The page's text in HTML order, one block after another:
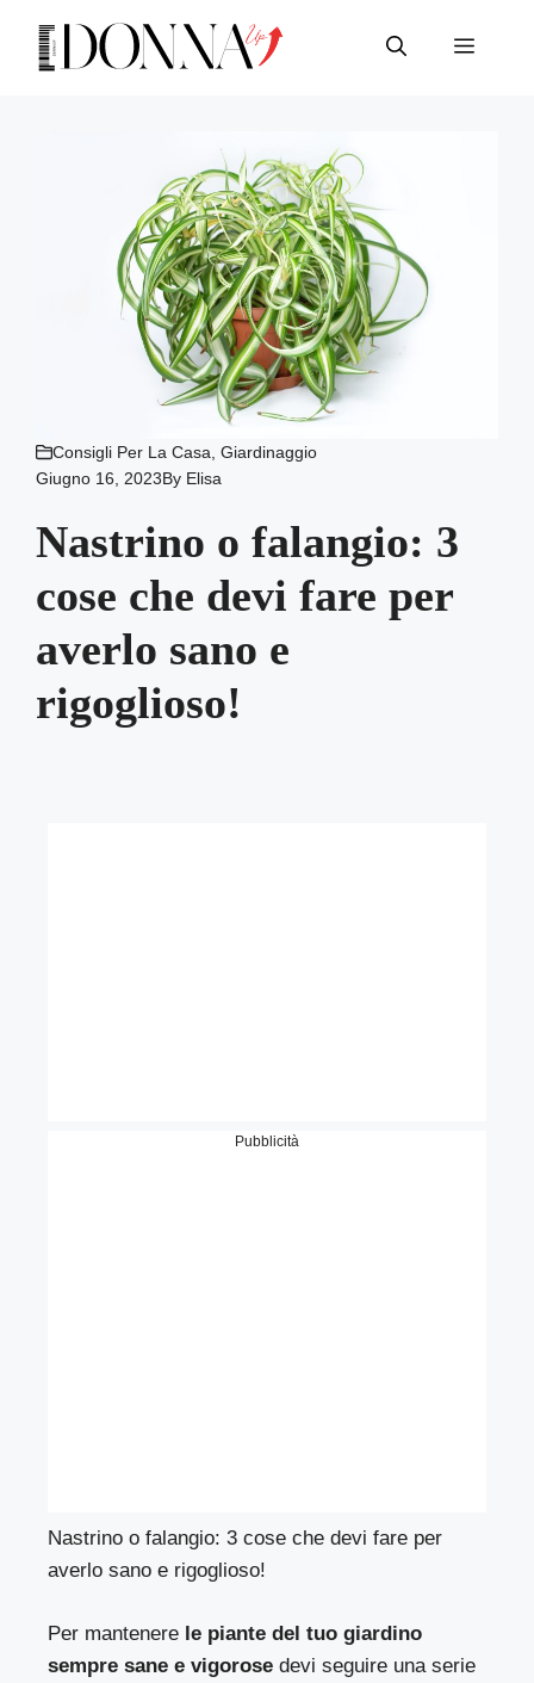
contenuto
Menu
Consigli Per La Casa,Giardinaggio
Giugno 16, 2023By Elisa
Nastrino o falangio: 3
cose che devi fare per
averlo sano e
rigoglioso!
Pubblicità
Nastrino o falangio: 3 cose che devi fare per
averlo sano e rigoglioso!
Per mantenere le piante del tuo giardino
sempre sane e vigorose devi seguire una serie